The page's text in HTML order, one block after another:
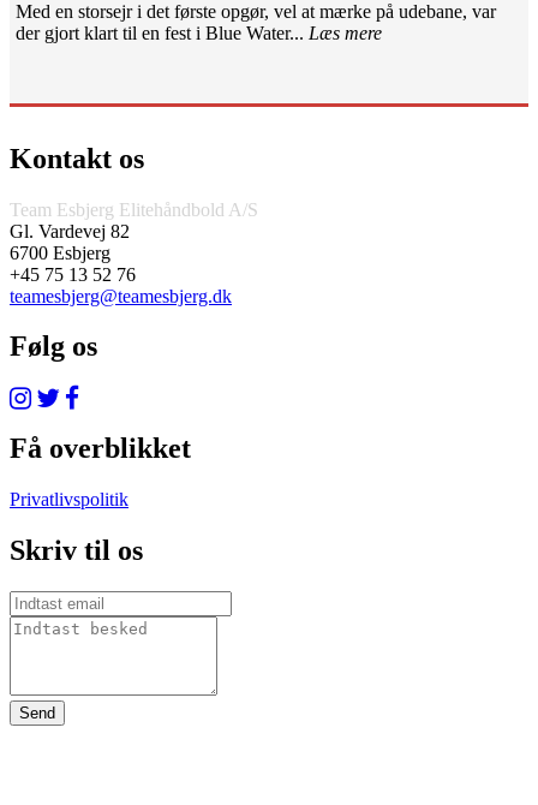
Med en storsejr i det første opgør, vel at mærke på udebane, var
der gjort klart til en fest i Blue Water... Læs mere
Kontakt os
Team Esbjerg Elitehåndbold A/S
Gl. Vardevej 82
6700 Esbjerg
+45 75 13 52 76
teamesbjerg@teamesbjerg.dk
Følg os
Få overblikket
Privatlivspolitik
Skriv til os